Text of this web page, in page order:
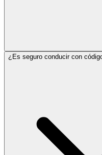
¿Es seguro conducir con